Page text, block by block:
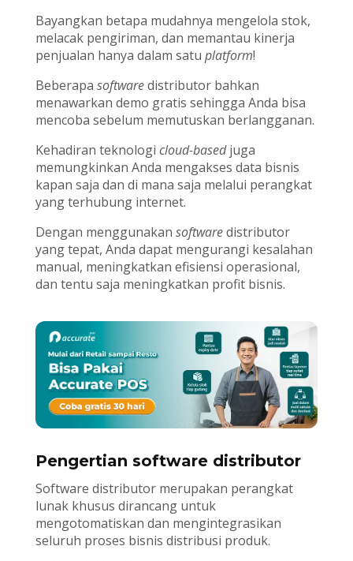
Bayangkan betapa mudahnya mengelola stok,
melacak pengiriman, dan memantau kinerja
penjualan hanya dalam satu platform!
Beberapa softwaredistributor bahkan
menawarkan demo gratis sehingga Anda bisa
mencoba sebelum memutuskan berlangganan.
Kehadiran teknologi cloud-basedjuga
memungkinkan Anda mengakses data bisnis
kapan saja dan di mana saja melalui perangkat
yang terhubung internet.
Dengan menggunakan softwaredistributor
yang tepat, Anda dapat mengurangi kesalahan
manual, meningkatkan efisiensi operasional,
dan tentu saja meningkatkan profit bisnis.
Pengertian software distributor
Software distributor merupakan perangkat
lunak khusus dirancang untuk
mengotomatiskan dan mengintegrasikan
seluruh proses bisnis distribusi produk.